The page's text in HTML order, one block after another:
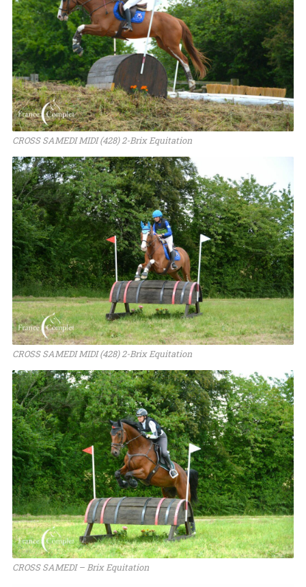
CROSS SAMEDI MIDI (428) 2-Brix Equitation
CROSS SAMEDI MIDI (428) 2-Brix Equitation
CROSS SAMEDI – Brix Equitation